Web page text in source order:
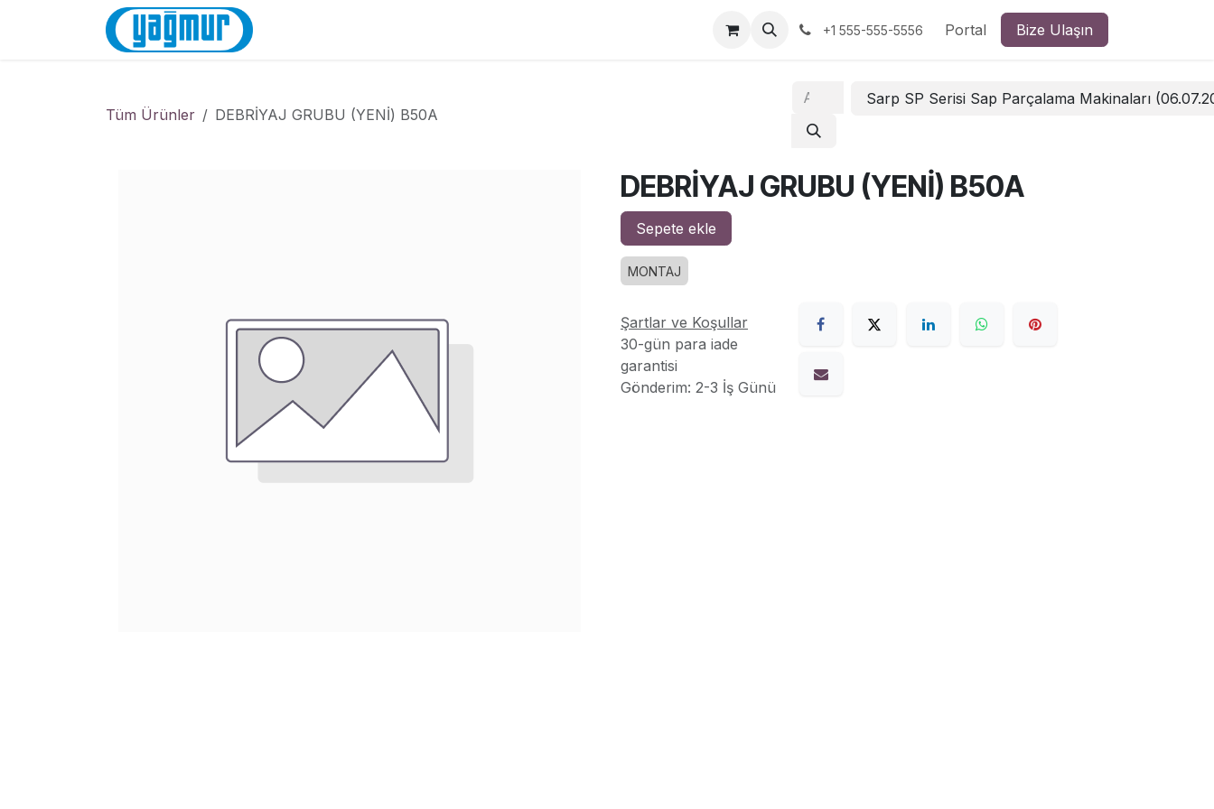
+1 555-555-5556 Portal Bize Ulaşın
Tüm Ürünler DEBRİYAJ GRUBU (YENİ) B50A
Sarp SP Serisi Sap Parçalama Makinaları
DEBRİYAJ GRUBU (YENİ) B50A
Sepete ekle
MONTAJ
Şartlar ve Koşullar
30-gün para iade
garantisi
Gönderim: 2-3 İş Günü